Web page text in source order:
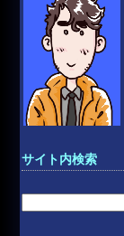
サイト内検索